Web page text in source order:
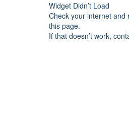
Widget Didn’t Load
Check your internet and
this page.
If that doesn’t work,